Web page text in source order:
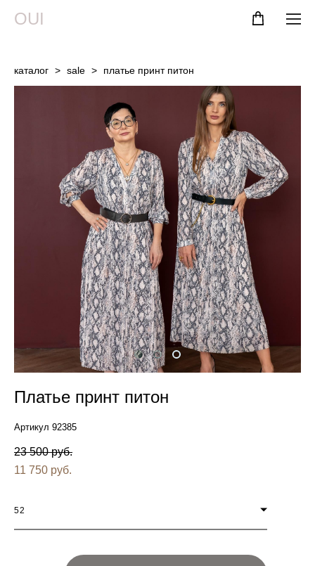
OUI
каталог > sale > платье принт питон
Платье принт питон
Артикул 92385
23 500 pуб.
11 750 pуб.
52